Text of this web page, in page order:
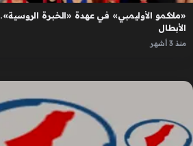
«ملاكمو الأوليمبي» في عهدة «الخبرة
الأبطال
منذ 3 أشهر